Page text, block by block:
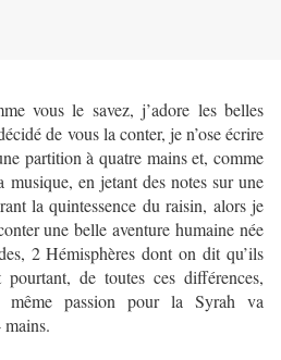
vous le savez, j’adore les belles
de vous la conter, je n’ose écrire
partition à quatre mains et, comme
en jetant des notes sur une
la quintessence du raisin, alors je
une belle aventure humaine née
2 Hémisphères dont on dit qu’ils
de toutes ces différences,
même passion pour la Syrah va